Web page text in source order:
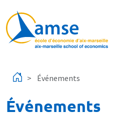
Événements
Événements